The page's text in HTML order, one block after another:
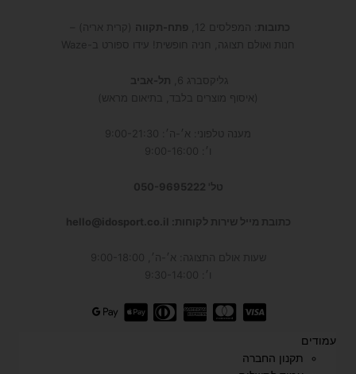
כתובות : המפלסים 12, פתח-תקווה (קרית אריה) –
חנות ואולם תצוגה, חניה חופשית! עידו ספורט ב-Waze
גליקסברג 6,
תל-אביב
(איסוף מוצרים בלבד, בתיאום מראש)
מענה טלפוני: א׳-ה׳: 9:00-21:30
ו׳: 9:00-16:00
טל' 050-9695222
כתובת מייל שירות לקוחות: hello@idosport.co.il
שעות אולם התצוגה: א׳-ה׳, 9:00-18:00
ו׳: 9:30-14:00
עמודים
תקנון החברה